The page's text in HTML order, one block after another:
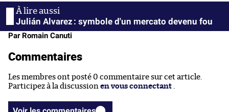
Julián Alvarez : symbole d'un mercato devenu fou
Par Romain Canuti
Commentaires
Les membres ont posté 0 commentaire sur cet article.
Participez à la discussion en vous connectant